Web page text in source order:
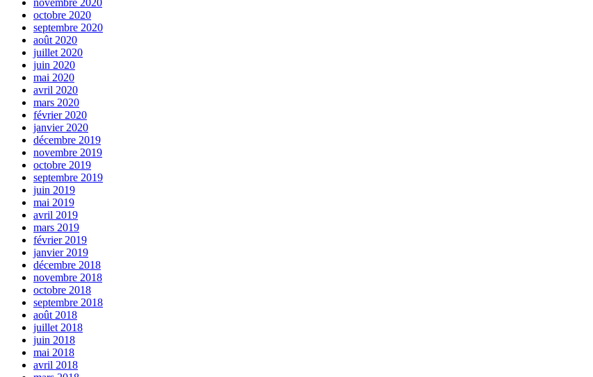
octobre 2020
septembre 2020
août 2020
juillet 2020
juin 2020
mai 2020
avril 2020
mars 2020
février 2020
janvier 2020
décembre 2019
novembre 2019
octobre 2019
septembre 2019
juin 2019
mai 2019
avril 2019
mars 2019
février 2019
janvier 2019
décembre 2018
novembre 2018
octobre 2018
septembre 2018
août 2018
juillet 2018
juin 2018
mai 2018
avril 2018